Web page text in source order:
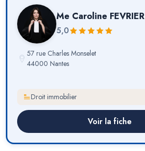
Me Caroline FEVRIER
5,0
57 rue Charles Monselet
44000 Nantes
Droit immobilier
Voir la fiche